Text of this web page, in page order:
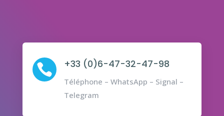
 +33 (0)6-47-32-47-98
Téléphone – WhatsApp – Signal –
Telegram